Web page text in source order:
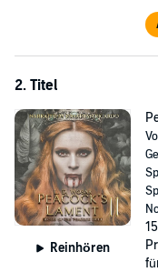
Will she be made to
2. Titel
Reinhören